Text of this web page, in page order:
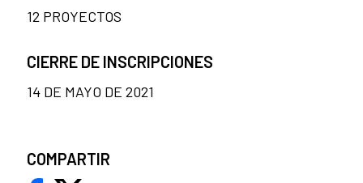
12 PROYECTOS
CIERRE DE INSCRIPCIONES
14 DE MAYO DE 2021
COMPARTIR